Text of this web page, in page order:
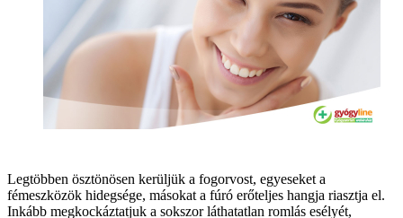
Legtöbben ösztönösen kerüljük a fogorvost, egyeseket a
fémeszközök hidegsége, másokat a fúró erőteljes hangja riasztja el.
Inkább megkockáztatjuk a sokszor láthatatlan romlás esélyét,